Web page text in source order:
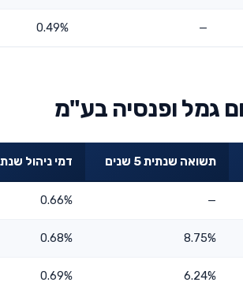
—
0.49%
גמל ופנסיה בע"מ
תשואה שנתית 5 שנים דמי ניהול
—
0.66%
8.75%
0.68%
6.24%
0.69%